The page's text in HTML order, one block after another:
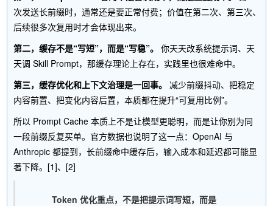
次发送长前缀时，通常还是要正常付费；价值在第二次、第三次、
后续很多次复用时才会体现出来。
第二，缓存不是“写短”，而是“写稳”。 你天天改系统提示词、天
天调 Skill Prompt，那缓存理论上存在，实践里也很难命中。
第三，缓存优化和上下文治理是一回事。 减少前缀抖动、把稳定
内容前置、把变化内容后置，本质都在提升“可复用比例”。
所以 Prompt Cache 本质上不是让模型更聪明，而是让你别为同
一段前缀反复买单。官方数据也说明了这一点：OpenAI 与
Anthropic 都提到，长前缀命中缓存后，输入成本和延迟都可能显
著下降。[1]、[2]
Token 优化重点，不是把提示词写短，而是